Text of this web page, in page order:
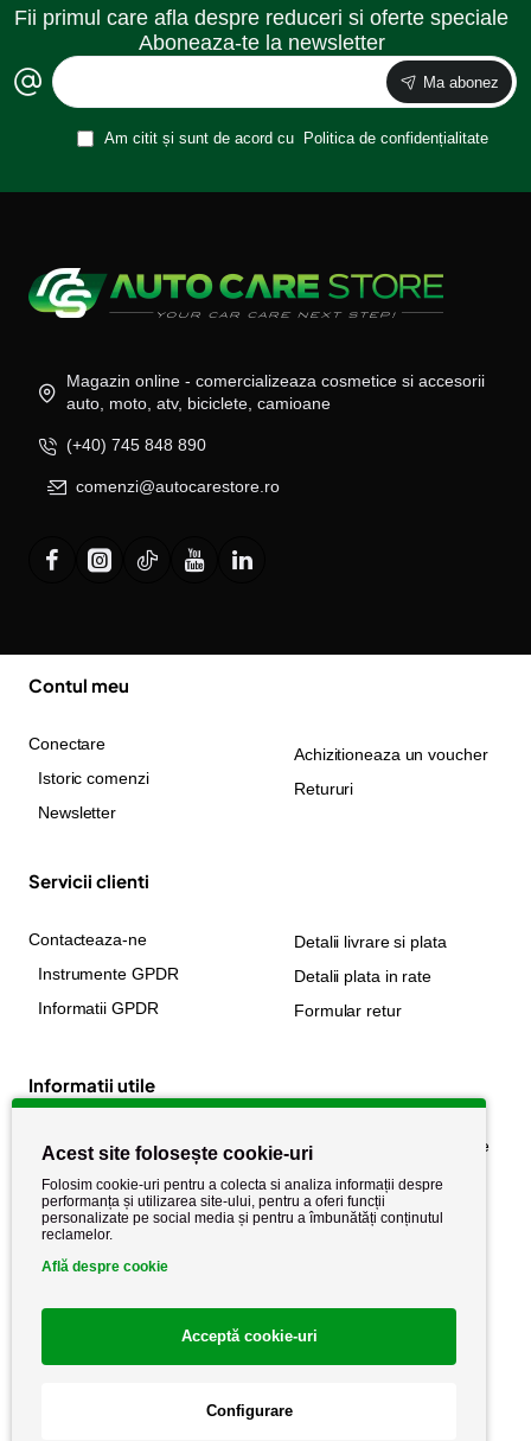
Fii primul care afla despre reduceri si oferte speciale
Aboneaza-te la newsletter
Ma abonez
Am citit și sunt de acord cu Politica de confidențialitate
Magazin online - comercializeaza cosmetice si accesorii
auto, moto, atv, biciclete, camioane
(+40) 745 848 890
comenzi@autocarestore.ro
Contul meu
Conectare
Istoric comenzi
Newsletter
Achizitioneaza un voucher
Retururi
Servicii clienti
Contacteaza-ne
Instrumente GPDR
Informatii GPDR
Detalii livrare si plata
Detalii plata in rate
Formular retur
Informatii utile
Despre noi
Stiri si noutati
Politica de cookie
Politica de confidențialitate
Politica de retur
Termeni si conditii
Acest site folosește cookie-uri
Folosim cookie-uri pentru a colecta si analiza informații despre
performanța și utilizarea site-ului, pentru a oferi funcții
personalizate pe social media și pentru a îmbunătăți conținutul
reclamelor.
Află despre cookie
Acceptă cookie-uri
Configurare